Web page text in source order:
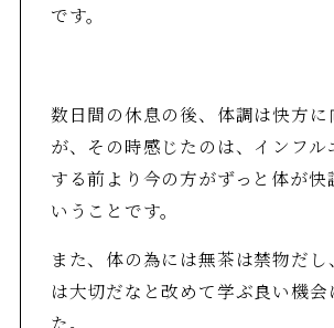
です。
数日間の休息の後、体調は快方に
が、その時感じたのは、インフル
する前より今の方がずっと体が快
いうことです。
また、体の為には無茶は禁物だし
は大切だなと改めて学ぶ良い機会
た。